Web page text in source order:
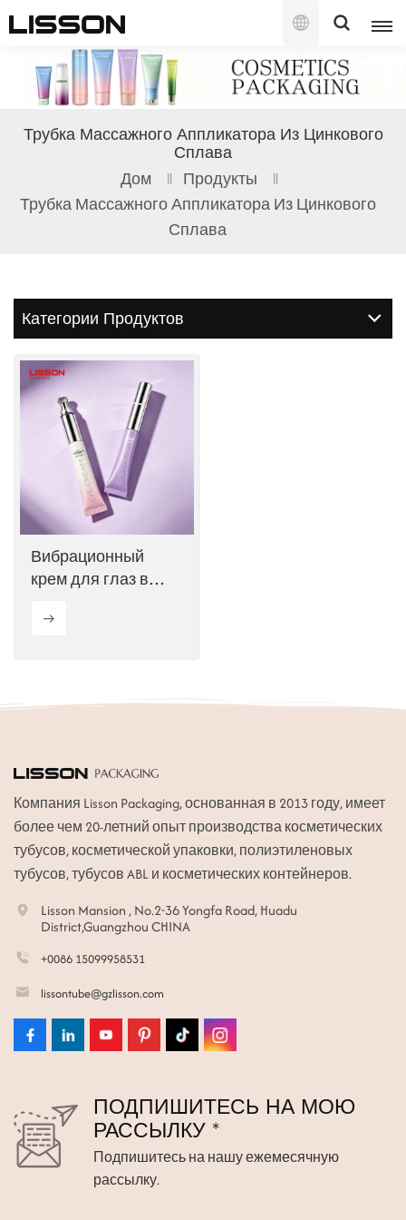
Русский
English
français
русский
español
العربية
Трубка Массажного Аппликатора Из Цинкового
Сплава
Дом
Продукты
Трубка Массажного Аппликатора Из Цинкового
Сплава
Категории Продуктов
Вибрационный
крем для глаз в
аппликатором из
Компания Lisson Packaging, основанная в 2013 году, имеет
более чем 20-летний опыт производства косметических
тубусов, косметической упаковки, полиэтиленовых
тубусов, тубусов ABL и косметических контейнеров.
Lisson Mansion , No.2-36 Yongfa Road, Huadu
District,Guangzhou CHINA
+0086 15099958531
lissontube@gzlisson.com
ПОДПИШИТЕСЬ НА МОЮ
РАССЫЛКУ *
Подпишитесь на нашу ежемесячную
рассылку.